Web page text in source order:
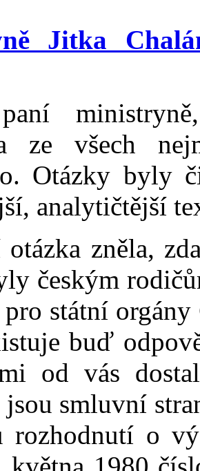
Jitka
ze všech
Otázky byly
analytičtější
zněla,
českým
státní
buď
od vás
smluvní
rozhodnutí o